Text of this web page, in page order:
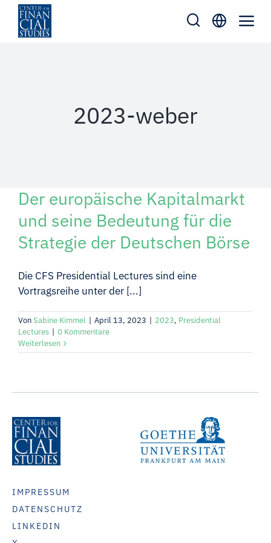
Zum
Inhalt
springen
2023-weber
Der europäische Kapitalmarkt
und seine Bedeutung für die
Strategie der Deutschen Börse
Die CFS Presidential Lectures sind eine
Vortragsreihe unter der [...]
VonSabine Kimmel | April 13, 2023 | 2023, Presidential
Lectures | 0 Kommentare
Weiterlesen
IMPRESSUM
DATENSCHUTZ
LINKEDIN